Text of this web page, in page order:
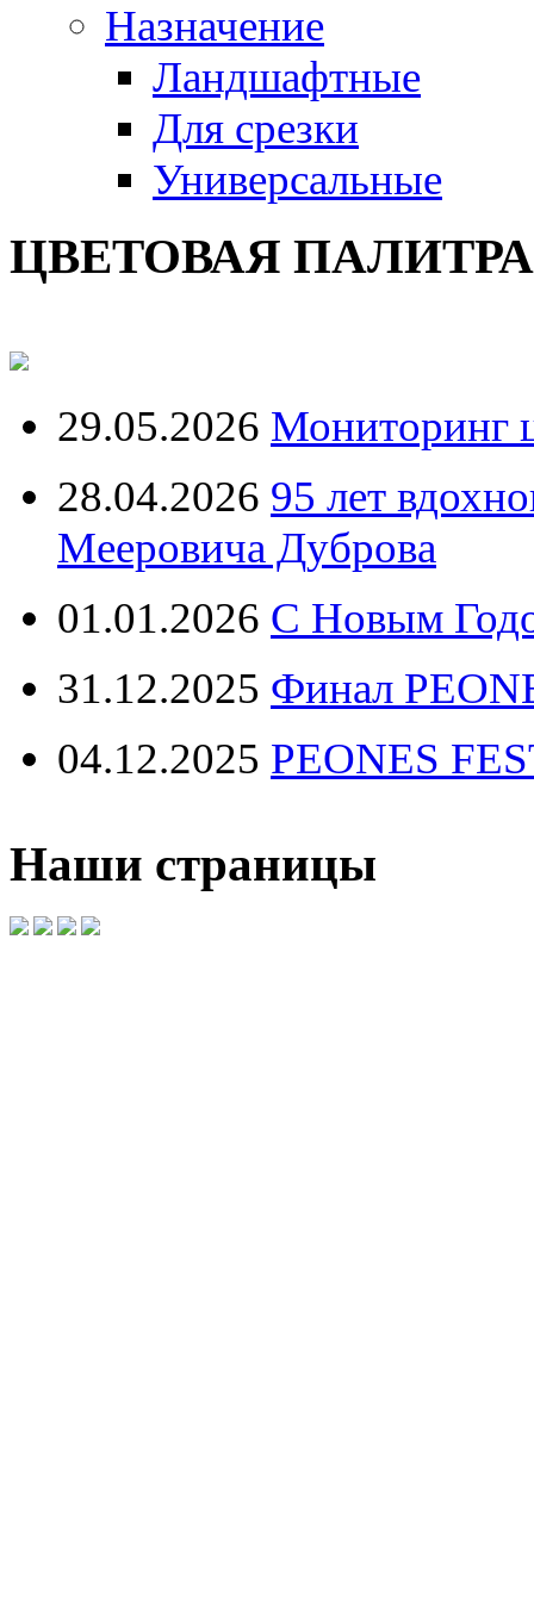
Назначение
Ландшафтные
Для срезки
Универсальные
ЦВЕТОВАЯ
29.05.2026 Мониторинг
28.04.2026 95 лет
Мееровича Дуброва
01.01.2026 С Новым
31.12.2025 Финал
04.12.2025 PEONES
Наши страницы